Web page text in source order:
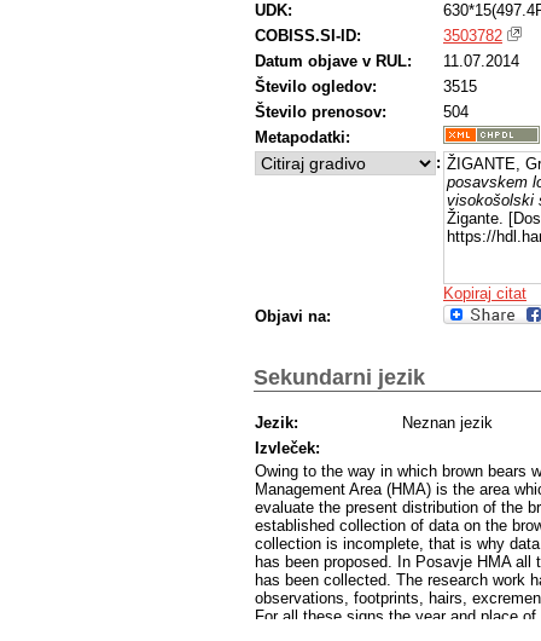
UDK:
COBISS.SI-ID:
3503782
Datum objave v RUL:
11.07.2014
Število ogledov:
3515
Število prenosov:
504
Metapodatki:
: ŽIGANTE,
posavskem
visokošolski
Žigante.
https://
Kopiraj citat
Objavi na:
Sekundarni jezik
Jezik:
Neznan jezik
Izvleček:
Owing to the way in which brown bears
Management Area (HMA) is the area
evaluate the present distribution of the
established collection of data on the
collection is incomplete, that is why
has been proposed. In Posavje HMA
has been collected. The research work
observations, footprints, hairs,
For all these signs the year and place